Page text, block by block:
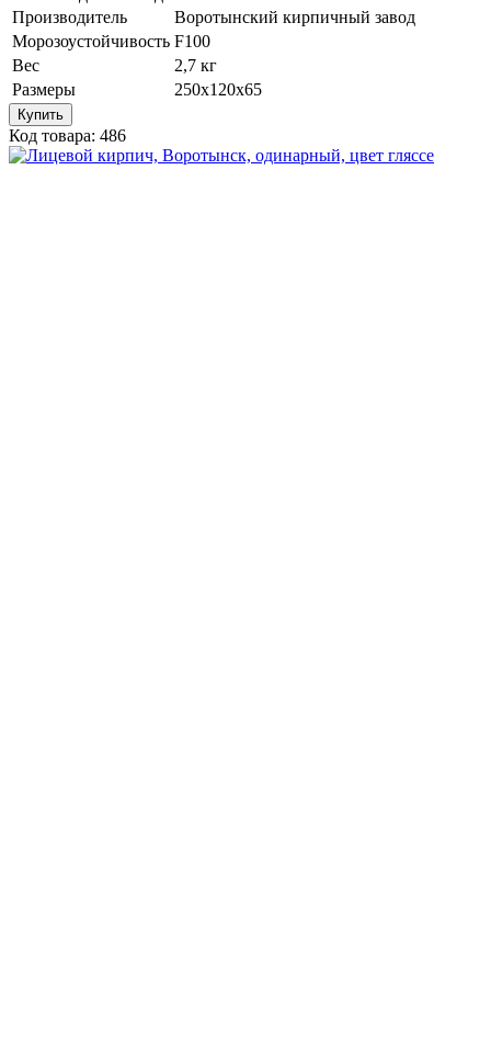
Производитель
Воротынский кирпичный завод
Морозоустойчивость F100
Вес
2,7 кг
Размеры
250х120х65
Купить
Код товара: 486